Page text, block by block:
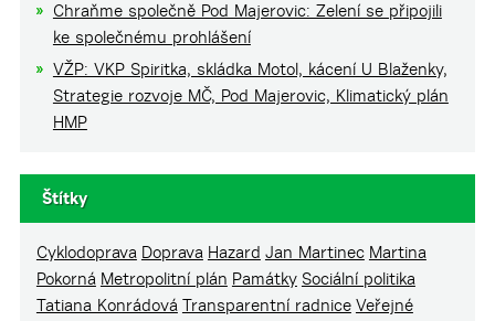
Chraňme společně Pod Majerovic: Zelení se připojili
ke společnému prohlášení
VŽP: VKP Spiritka, skládka Motol, kácení U Blaženky,
Strategie rozvoje MČ, Pod Majerovic, Klimatický plán
HMP
Štítky
Cyklodoprava Doprava Hazard Jan Martinec Martina
Pokorná Metropolitní plán Památky Sociální politika
Tatiana Konrádová Transparentní radnice Veřejné